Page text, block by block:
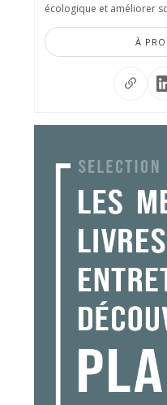
écologique et améliorer
À